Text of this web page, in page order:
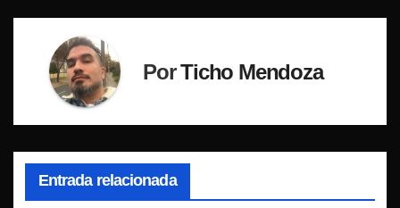
PorTicho Mendoza
Entrada relacionada